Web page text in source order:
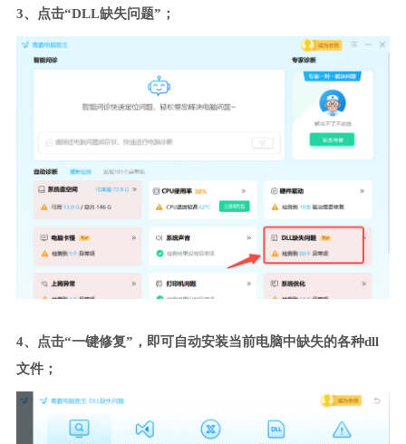
3、点击“DLL缺失问题”；
4、点击“一键修复”，即可自动安装当前电脑中缺失的各种dll
文件；